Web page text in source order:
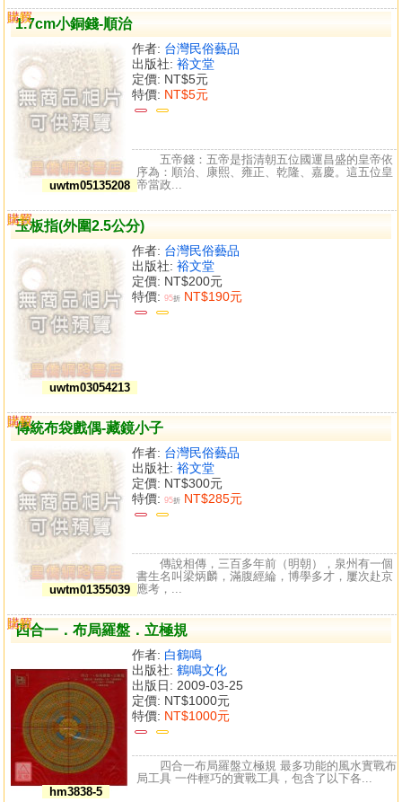
1.7cm小銅錢-順治
uwtm05135208
作者: 台灣民俗藝品
出版社: 裕文堂
定價: NT$5元
特價: NT$5元
購買
比較
五帝錢：五帝是指清朝五位國運昌盛的皇帝依
序為：順治、康熙、雍正、乾隆、嘉慶。這五位皇
帝當政...
玉板指(外圍2.5公分)
uwtm03054213
作者: 台灣民俗藝品
出版社: 裕文堂
定價: NT$200元
特價: 95折 NT$190元
購買
比較
傳統布袋戲偶-藏鏡小子
uwtm01355039
作者: 台灣民俗藝品
出版社: 裕文堂
定價: NT$300元
特價: 95折 NT$285元
購買
比較
傳說相傳，三百多年前（明朝），泉州有一個
書生名叫梁炳麟，滿腹經綸，博學多才，屢次赴京
應考，...
四合一．布局羅盤．立極規
hm3838-5
作者: 白鶴鳴
出版社: 鶴鳴文化
出版日: 2009-03-25
定價: NT$1000元
特價: NT$1000元
購買
比較
四合一布局羅盤立極規 最多功能的風水實戰布
局工具 一件輕巧的實戰工具，包含了以下各...